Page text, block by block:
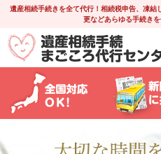
遺産相続手続きを全て代行！相続税申告、凍
更などあらゆる手続き